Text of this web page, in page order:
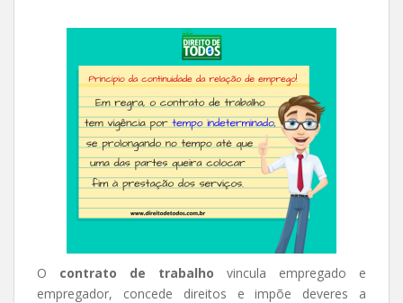
O contrato de trabalho vincula empregado e
empregador, concede direitos e impõe deveres a